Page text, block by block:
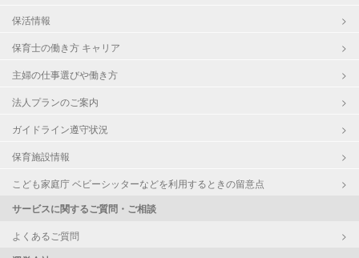
保活情報
保育士の働き方 キャリア
主婦の仕事選びや働き方
法人プランのご案内
ガイドライン遵守状況
保育施設情報
こども家庭庁 ベビーシッターなどを利用するときの留意点
サービスに関するご質問・ご相談
よくあるご質問